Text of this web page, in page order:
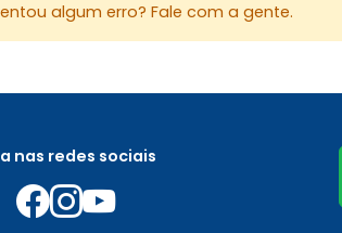
algum erro? Fale com a gente.
nas redes sociais